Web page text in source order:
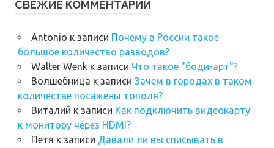
СВЕЖИЕ КОММЕНТАРИИ
Antonio к записи Почему в России такое
большое количество разводов?
Walter Wenkк записи Что такое "боди-арт"?
Волшебница к записи Зачем в городах в таком
количестве посажены тополя?
Виталий к записи Как подключить видеокарту
к монитору через HDMI?
Петя к записи Давали ли вы списывать в